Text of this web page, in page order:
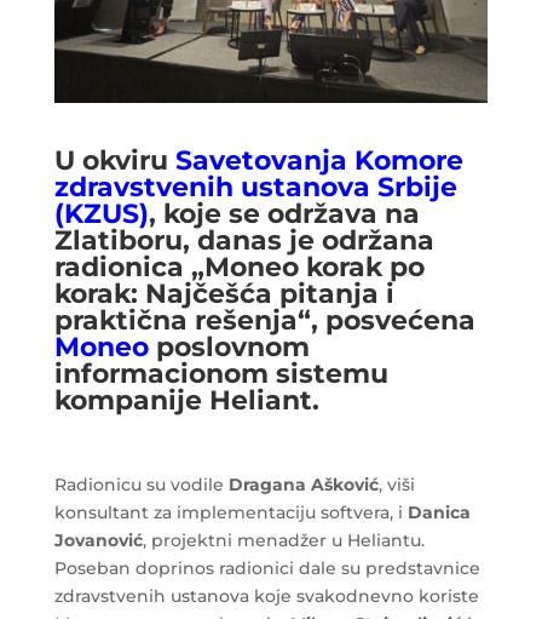
U okviru Savetovanja Komore
zdravstvenih ustanova Srbije
(KZUS), koje se održava na
Zlatiboru, danas je održana
radionica „Moneo korak po
korak: Najčešća pitanja i
praktična rešenja“, posvećena
Moneo poslovnom
informacionom sistemu
kompanije Heliant.
Radionicu su vodile Dragana Ašković, viši
konsultant za implementaciju softvera, i Danica
Jovanović, projektni menadžer u Heliantu.
Poseban doprinos radionici dale su predstavnice
zdravstvenih ustanova koje svakodnevno koriste